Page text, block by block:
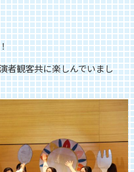
者観客共に楽しんでいまし